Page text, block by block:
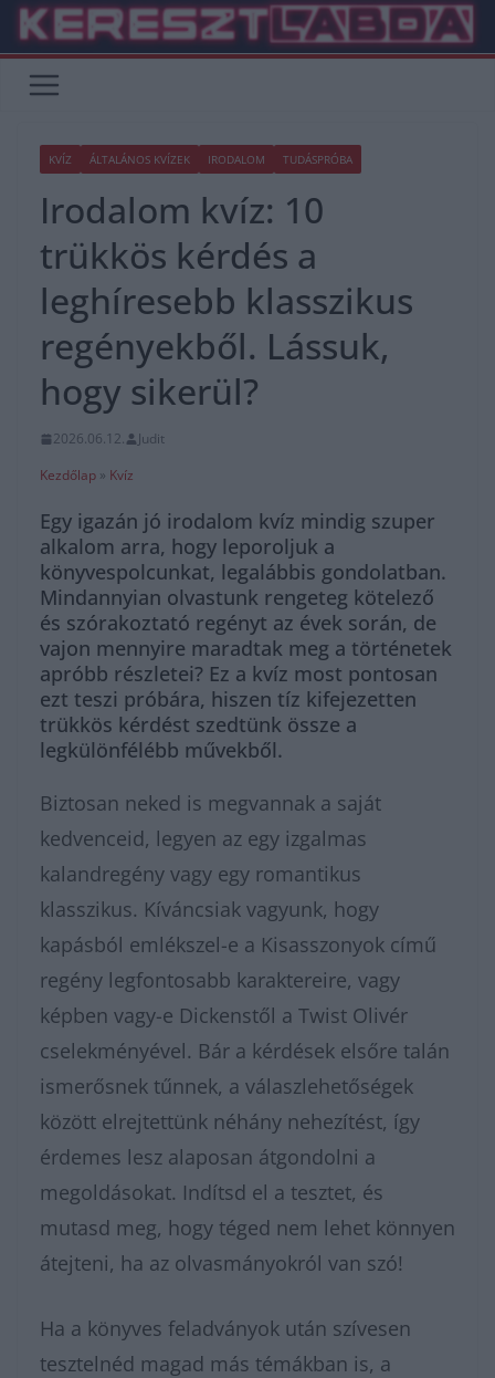
Skip
content
KVÍZ ÁLTALÁNOS KVÍZEK IRODALOM TUDÁSPRÓBA
Irodalom kvíz: 10
trükkös kérdés a
leghíresebb klasszikus
regényekből. Lássuk,
hogy sikerül?
2026.06.12.
Judit
Kezdőlap » Kvíz
Egy igazán jó irodalom kvíz mindig szuper
alkalom arra, hogy leporoljuk a
könyvespolcunkat, legalábbis gondolatban.
Mindannyian olvastunk rengeteg kötelező
és szórakoztató regényt az évek során, de
vajon mennyire maradtak meg a történetek
apróbb részletei? Ez a kvíz most pontosan
ezt teszi próbára, hiszen tíz kifejezetten
trükkös kérdést szedtünk össze a
legkülönfélébb művekből.
Biztosan neked is megvannak a saját
kedvenceid, legyen az egy izgalmas
kalandregény vagy egy romantikus
klasszikus. Kíváncsiak vagyunk, hogy
kapásból emlékszel-e a Kisasszonyok című
regény legfontosabb karaktereire, vagy
képben vagy-e Dickenstől a Twist Olivér
cselekményével. Bár a kérdések elsőre talán
ismerősnek tűnnek, a válaszlehetőségek
között elrejtettünk néhány nehezítést, így
érdemes lesz alaposan átgondolni a
megoldásokat. Indítsd el a tesztet, és
mutasd meg, hogy téged nem lehet könnyen
átejteni, ha az olvasmányokról van szó!
Ha a könyves feladványok után szívesen
tesztelnéd magad más témákban is, a